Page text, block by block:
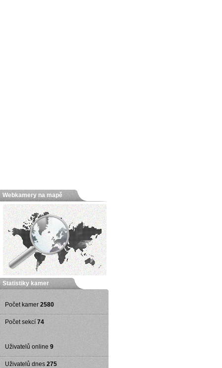
Webkamery na mapě
Statistiky kamer
Počet kamer 2580
Počet sekcí 74
Uživatelů online 9
Uživatelů dnes 275